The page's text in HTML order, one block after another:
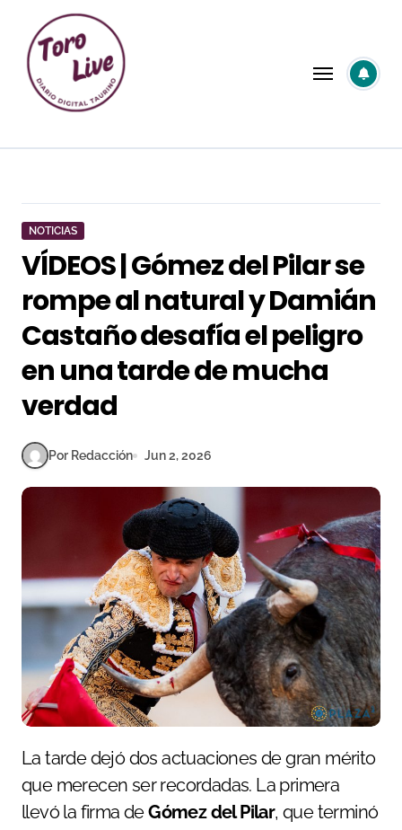
contenido
NOTICIAS
VÍDEOS | Gómez del Pilar se
rompe al natural y Damián
Castaño desafía el peligro
en una tarde de mucha
verdad
Por Redacción Jun 2, 2026
La tarde dejó dos actuaciones de gran mérito
que merecen ser recordadas. La primera
llevó la firma deGómez del Pilar, que terminó